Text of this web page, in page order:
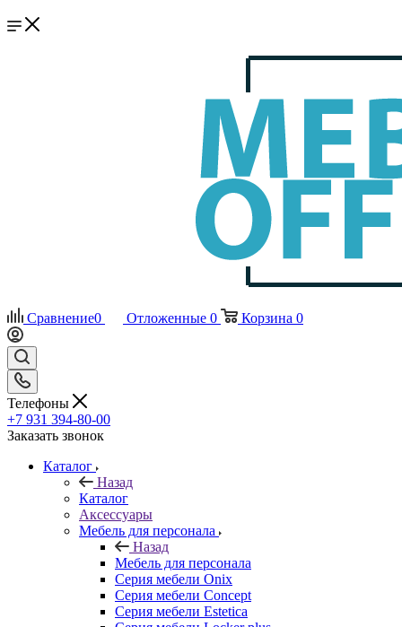
Сравнение0 Отложенные 0 Корзина 0
Телефоны
+7 931 394-80-00
Заказать звонок
Каталог
Назад
Каталог
Аксессуары
Мебель для персонала
Назад
Мебель для персонала
Серия мебели Onix
Серия мебели Concept
Серия мебели Estetica